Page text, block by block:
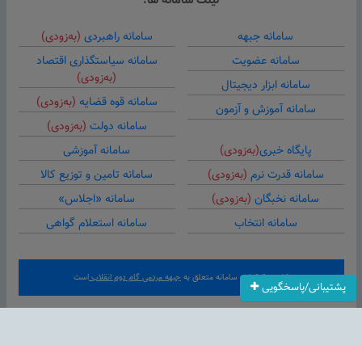
پشتیبانی/پاسخگویی
سامانه جبهه
سامانه عضویت
سامانه ابزار دیجیتال
سامانه آموزش و آزمون
سامانه راهبردی (به‌زودی)
سامانه سیاستگذاری اقتصاد
(به‌زودی)
سامانه قوه قضایه (به‌زودی)
سامانه دولت (به‌زودی)
پایگاه خبری(به‌زودی)
سامانه قدرت نرم (به‌زودی)
سامانه نخبگان (به‌زودی)
سامانه انتخاب
سامانه آموزشی
سامانه تامین و توزیع کالا
سامانه «اجلاس»
سامانه استعلام گواهی
کلیه حقوق این سامانه متعلق به جبهه مردمی گام دوم انقلاباست